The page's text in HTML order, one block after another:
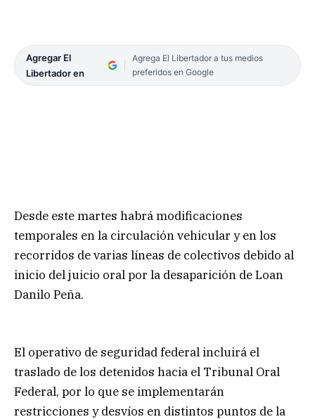
Agregar El
Libertador en
Agrega El Libertador a tus medios
preferidos en Google
Desde este martes habrá modificaciones
temporales en la circulación vehicular y en los
recorridos de varias líneas de colectivos debido al
inicio del juicio oral por la desaparición de Loan
Danilo Peña.
El operativo de seguridad federal incluirá el
traslado de los detenidos hacia el Tribunal Oral
Federal, por lo que se implementarán
restricciones y desvíos en distintos puntos de la